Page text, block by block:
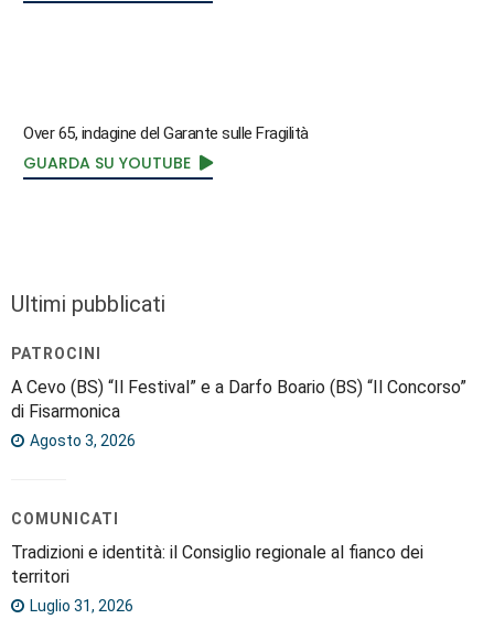
Over 65, indagine del Garante sulle Fragilità
GUARDA SU YOUTUBE
Ultimi pubblicati
PATROCINI
A Cevo (BS) “Il Festival” e a Darfo Boario (BS) “Il Concorso”
di Fisarmonica
Agosto 3, 2026
COMUNICATI
Tradizioni e identità: il Consiglio regionale al fianco dei
territori
Luglio 31, 2026